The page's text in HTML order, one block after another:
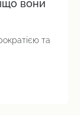
вони
та